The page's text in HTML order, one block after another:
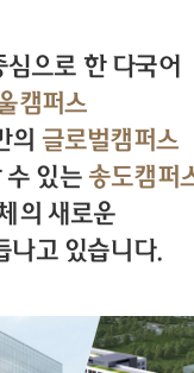
으로 한 다국어
캠퍼스
의 글로벌캠퍼스
수 있는 송도캠퍼
의 새로운
나고 있습니다.